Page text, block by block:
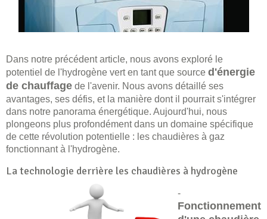
Dans notre précédent article, nous avons exploré le
potentiel de l'hydrogène vert en tant que source d'énergie
de chauffage de l'avenir. Nous avons détaillé ses
avantages, ses défis, et la manière dont il pourrait s'intégrer
dans notre panorama énergétique. Aujourd'hui, nous
plongeons plus profondément dans un domaine spécifique
de cette révolution potentielle : les chaudières à gaz
fonctionnant à l'hydrogène.
La technologie derrière les chaudières à hydrogène
-
Fonctionnement